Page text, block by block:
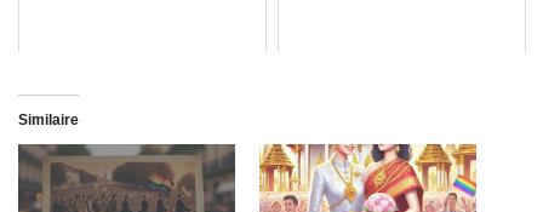
Similaire